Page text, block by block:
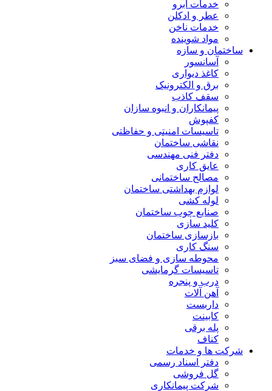
خدمات ابرو
عطر و ادکلن
خدمات ناخن
مواد شوینده
ساختمان و سازه
آسانسور
کاغذ دیواری
برق و الکترونیک
سقف کاذب
پیمانکاران و انبوه سازان
کفپوش
تاسیسات امنیتی و حفاظتی
نقاشی ساختمان
دفتر فنی مهندسی
عایق کاری
مصالح ساختمانی
لوازم بهداشتی ساختمان
لوله کشی
صنایع چوب ساختمان
کلید سازی
بازسازی ساختمان
سنگ کاری
محوطه سازی و فضای سبز
تاسیسات گرمایشی
درب و پنجره
آهن آلات
داربست
کابینت
پله برقی
کناف
شرکت ها و خدمات
دفتر اسناد رسمی
گل فروشی
شرکت پیمانکاری